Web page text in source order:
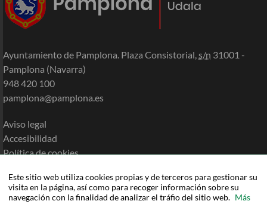
Este sitio web utiliza cookies propias y de terceros para gestionar su
visita en la página, así como para recoger información sobre su
navegación con la finalidad de analizar el tráfio del sitio web. Más
Ayuntamiento de Pamplona. Plaza Consistorial, s/n 31001 -
Pamplona (Navarra)
948 420 100
pamplona@pamplona.es
Aviso legal
Accesibilidad
Política de cookies
Mapa de la Sede
Ayuda